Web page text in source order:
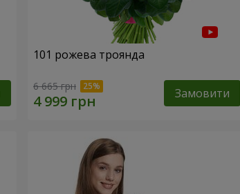
101 рожева троянда
6 665 грн Замовити